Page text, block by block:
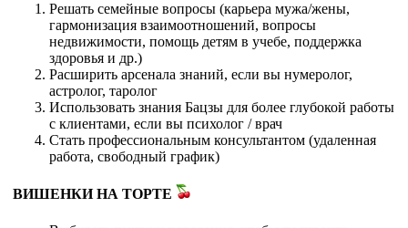
Решать семейные вопросы (карьера мужа/жены,
гармонизация взаимоотношений, вопросы
недвижимости, помощь детям в учебе, поддержка
здоровья и др.)
Расширить арсенала знаний, если вы нумеролог,
астролог, таролог
Использовать знания Бацзы для более глубокой работы
с клиентами, если вы психолог / врач
Стать профессиональным консультантом (удаленная
работа, свободный график)
ВИШЕНКИ НА ТОРТЕ